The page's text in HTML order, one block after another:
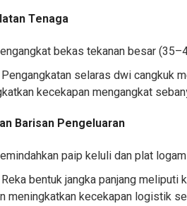
Tenaga
bekas tekanan besar
Pengangkatan selaras dwi cangkuk
kecekapan mengangkat
Barisan Pengeluaran
paip keluli dan plat
Reka bentuk jangka panjang meliputi
meningkatkan kecekapan logistik